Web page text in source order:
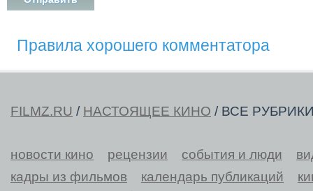
Правила хорошего комментатора
FILMZ.RU / НАСТОЯЩЕЕ КИНО / ВСЕ
новости кино рецензии события и люди
кадры из фильмов
календарь публикаций